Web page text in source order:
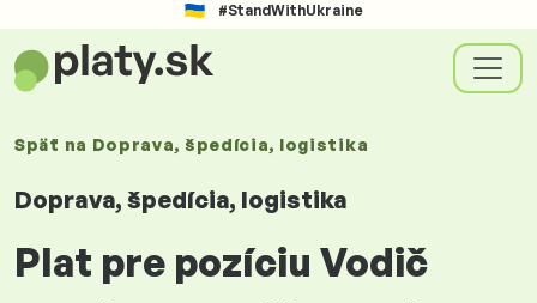
#StandWithUkraine
Späť na Doprava, špedícia, logistika
Doprava, špedícia, logistika
Plat pre pozíciu Vodič